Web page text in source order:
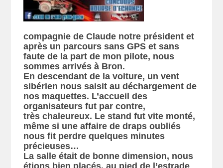
compagnie de Claude notre président et
après un parcours sans GPS et sans
faute de la part de mon pilote, nous
sommes arrivés à Bron.
En descendant de la voiture, un vent
sibérien nous saisit au déchargement de
nos maquettes. L’accueil des
organisateurs fut par contre,
très chaleureux. Le stand fut vite monté,
même si une affaire de draps oubliés
nous fit perdre quelques minutes
précieuses…
La salle était de bonne dimension, nous
étions bien placés, au pied de l’estrade